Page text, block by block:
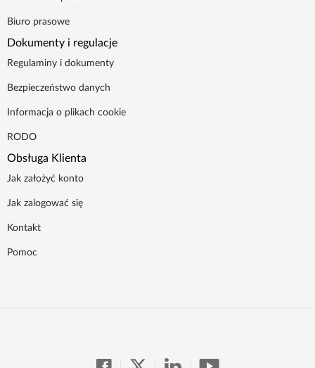
Biuro prasowe
Dokumenty i regulacje
Regulaminy i dokumenty
Bezpieczeństwo danych
Informacja o plikach cookie
RODO
Obsługa Klienta
Jak założyć konto
Jak zalogować się
Kontakt
Pomoc